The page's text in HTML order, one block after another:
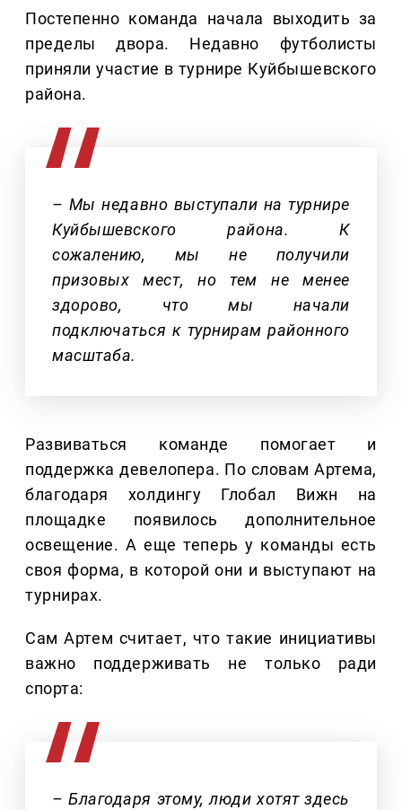
Постепенно команда начала выходить за
пределы двора. Недавно футболисты
приняли участие в турнире Куйбышевского
района.
– Мы недавно выступали на турнире
Куйбышевского района. К
сожалению, мы не получили
призовых мест, но тем не менее
здорово, что мы начали
подключаться к турнирам районного
масштаба.
Развиваться команде помогает и
поддержка девелопера. По словам Артема,
благодаря холдингу Глобал Вижн на
площадке появилось дополнительное
освещение. А еще теперь у команды есть
своя форма, в которой они и выступают на
турнирах.
Сам Артем считает, что такие инициативы
важно поддерживать не только ради
спорта:
– Благодаря этому, люди хотят здесь